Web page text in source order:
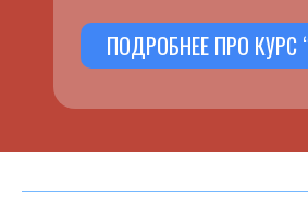
ПОДРОБНЕЕ ПРО КУРС